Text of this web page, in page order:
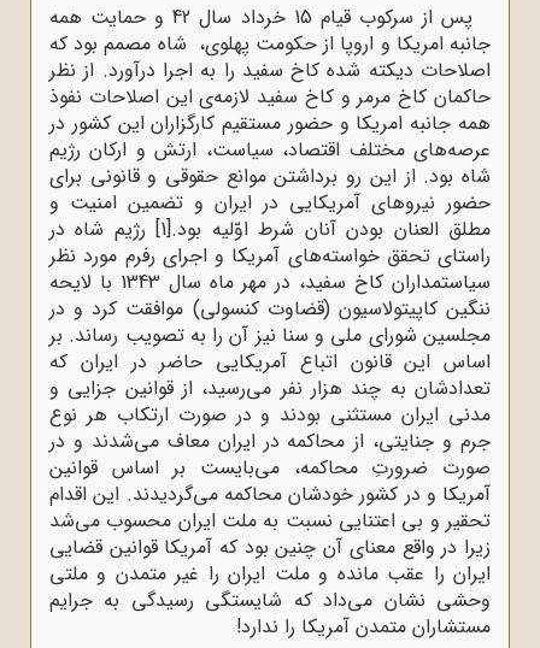
پس از سرکوب قیام 15 خرداد سال 42 و حمایت همه
جانبه امریکا و اروپا از حکومت پهلوی، شاه مصمم بود که
اصلاحات دیکته‌ شده کاخ سفید را به اجرا درآورد. از نظر
حاکمان کاخ مرمر و کاخ سفید لازمه‌ی این اصلاحات نفوذ
همه‌ جانبه امریکا و حضور مستقیم کارگزاران این کشور در
عرصه‌هاى مختلف اقتصاد، سیاست، ارتش و ارکان رژیم
شاه بود. از این رو برداشتن موانع حقوقى و قانونى براى
حضور نیروهاى آمریکایى در ایران و تضمین امنیت و
مطلق العنان بودن آنان شرط اوّلیه بود.[1] رژیم شاه در
راستای تحقق خواسته‌های آمریکا و اجرای رفرم مورد نظر
سیاستمداران کاخ سفید، در مهر ماه سال 1343 با لایحه
ننگین کاپیتولاسیون (قضاوت کنسولی) موافقت کرد و در
مجلسین شورای ملی و سنا نیز آن را به تصویب رساند. بر
اساس این قانون اتباع آمریکایی حاضر در ایران که
تعدادشان به چند هزار نفر می‌رسید، از قوانین جزایی و
مدنی ایران مستثنی بودند و در صورت ارتکاب هر نوع
جرم و جنایتی، از محاکمه در ایران معاف می‌شدند و در
صورت ضرورتِ محاکمه، می‌بایست بر اساس قوانین
آمریکا و در کشور خودشان محاکمه می‌گردیدند. این اقدام
تحقیر و بی اعتنایی نسبت به ملت ایران محسوب می‌شد
زیرا در واقع معنای آن چنین بود که آمریکا قوانین قضایی
ایران را عقب مانده و ملت ایران را غیر متمدن و ملتی
وحشی نشان می‌داد که شایستگی رسیدگی به جرایم
مستشاران متمدن آمریکا را ندارد!